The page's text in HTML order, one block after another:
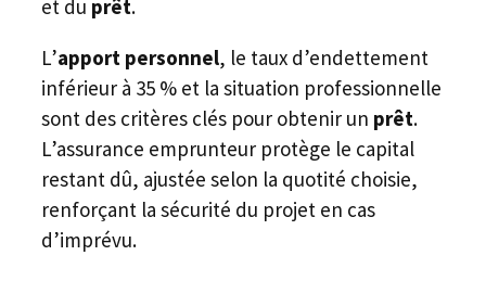
et du prêt.
L’apport personnel, le taux d’endettement
inférieur à 35 % et la situation professionnelle
sont des critères clés pour obtenir un prêt.
L’assurance emprunteur protège le capital
restant dû, ajustée selon la quotité choisie,
renforçant la sécurité du projet en cas
d’imprévu.